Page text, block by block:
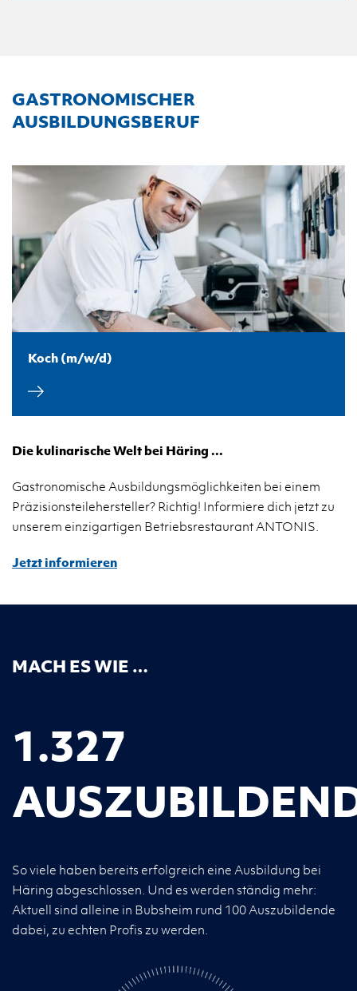
GASTRONOMISCHER
AUSBILDUNGSBERUF
Koch (m/w/d)
Die kulinarische Welt bei Häring ...
Gastronomische Ausbildungsmöglichkeiten bei einem
Präzisionsteilehersteller? Richtig! Informiere dich jetzt zu
unserem einzigartigen Betriebsrestaurant ANTONIS.
Jetzt informieren
MACH ES WIE …
1.327
So viele haben bereits erfolgreich eine Ausbildung bei
Häring abgeschlossen. Und es werden ständig mehr:
Aktuell sind alleine in Bubsheim rund 100 Auszubildende
dabei, zu echten Profis zu werden.